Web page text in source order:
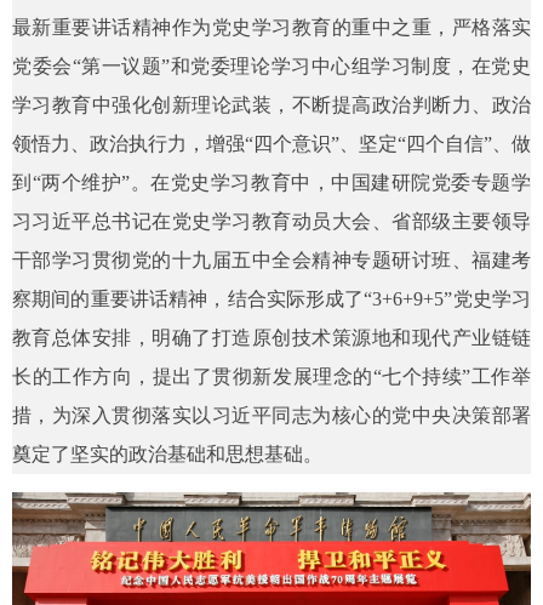
最新重要讲话精神作为党史学习教育的重中之重，严格落实
党委会“第一议题”和党委理论学习中心组学习制度，在党史
学习教育中强化创新理论武装，不断提高政治判断力、政治
领悟力、政治执行力，增强“四个意识”、坚定“四个自信”、做
到“两个维护”。在党史学习教育中，中国建研院党委专题学
习习近平总书记在党史学习教育动员大会、省部级主要领导
干部学习贯彻党的十九届五中全会精神专题研讨班、福建考
察期间的重要讲话精神，结合实际形成了“3+6+9+5”党史学习
教育总体安排，明确了打造原创技术策源地和现代产业链链
长的工作方向，提出了贯彻新发展理念的“七个持续”工作举
措，为深入贯彻落实以习近平同志为核心的党中央决策部署
奠定了坚实的政治基础和思想基础。